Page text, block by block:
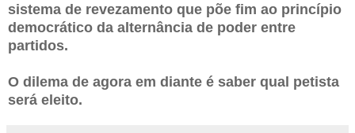
sistema de revezamento que põe fim ao princípio
democrático da alternância de poder entre
partidos.
O dilema de agora em diante é saber qual petista
será eleito.